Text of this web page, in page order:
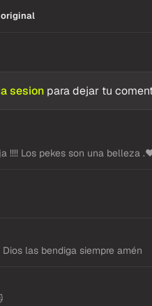
sesion para dejar tu
!!!! Los pekes son una belleza
las bendiga siempre amén